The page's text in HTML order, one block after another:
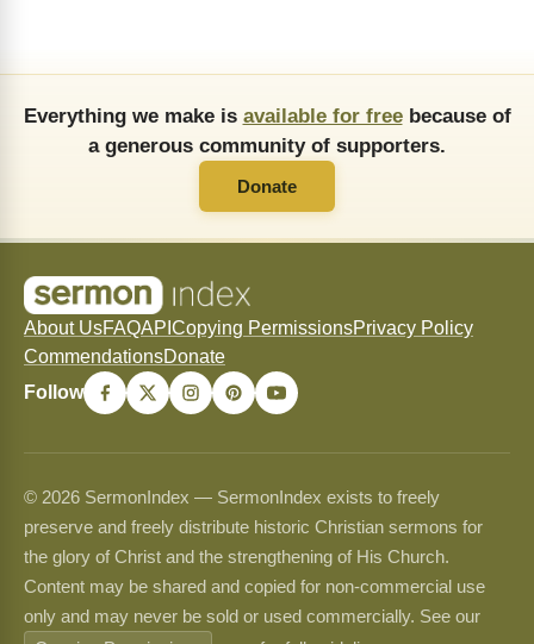
Everything we make is available for freebecause of
a generous community of supporters.
Donate
About UsFAQAPI Copying PermissionsPrivacy Policy
CommendationsDonate
Follow
© 2026 SermonIndex — SermonIndex exists to freely
preserve and freely distribute historic Christian sermons for
the glory of Christ and the strengthening of His Church.
Content may be shared and copied for non-commercial use
only and may never be sold or used commercially. See our